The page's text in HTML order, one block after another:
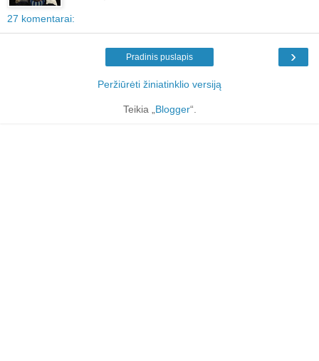
27 komentarai:
›
Pradinis puslapis
Peržiūrėti žiniatinklio versiją
Teikia „Blogger“.